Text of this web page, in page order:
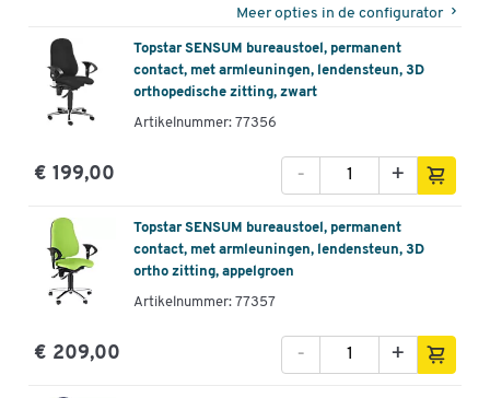
Meer opties in de configurator
Topstar SENSUM bureaustoel, permanent
contact, met armleuningen, lendensteun, 3D
orthopedische zitting, zwart
Artikelnummer: 77356
€ 199,00 +
-
Topstar SENSUM bureaustoel, permanent
contact, met armleuningen, lendensteun, 3D
ortho zitting, appelgroen
Artikelnummer: 77357
€ 209,00 +
-